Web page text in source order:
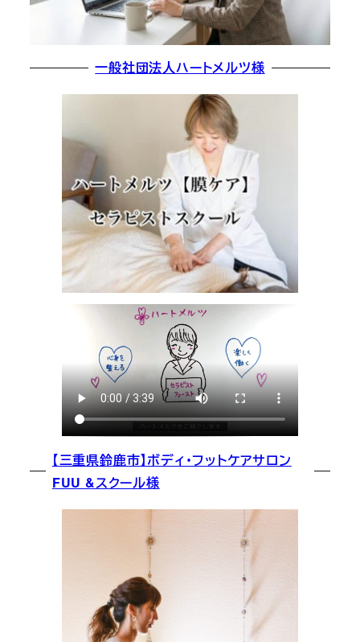
一般社団法人ハートメルツ様
【三重県鈴鹿市】ボディ・フットケアサロン
FUU &スクール様